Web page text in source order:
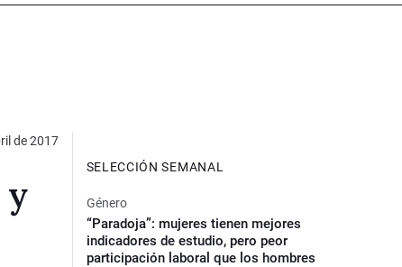
de 2017
y
SELECCIÓN SEMANAL
Género
“Paradoja”: mujeres tienen mejores
indicadores de estudio, pero peor
participación laboral que los hombres